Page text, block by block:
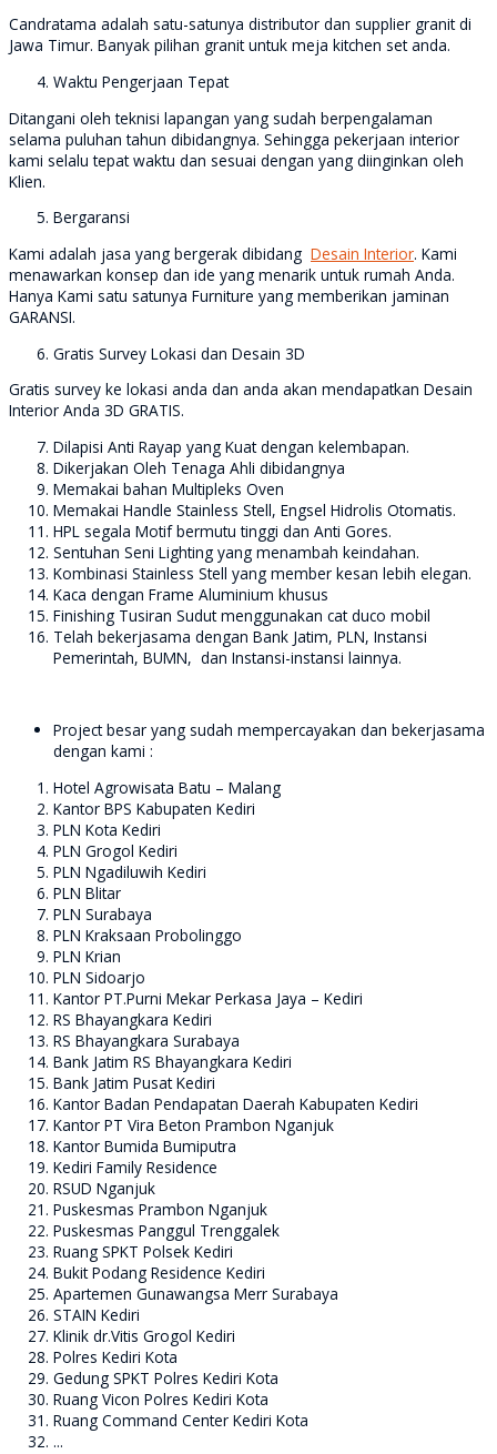
Candratama adalah satu-satunya distributor dan supplier granit di
Jawa Timur. Banyak pilihan granit untuk meja kitchen set anda.
Waktu Pengerjaan Tepat
Ditangani oleh teknisi lapangan yang sudah berpengalaman
selama puluhan tahun dibidangnya. Sehingga pekerjaan interior
kami selalu tepat waktu dan sesuai dengan yang diinginkan oleh
Klien.
Bergaransi
Kami adalah jasa yang bergerak dibidang Desain Interior. Kami
menawarkan konsep dan ide yang menarik untuk rumah Anda.
Hanya Kami satu satunya Furniture yang memberikan jaminan
GARANSI.
Gratis Survey Lokasi dan Desain 3D
Gratis survey ke lokasi anda dan anda akan mendapatkan Desain
Interior Anda 3D GRATIS.
Dilapisi Anti Rayap yang Kuat dengan kelembapan.
Dikerjakan Oleh Tenaga Ahli dibidangnya
Memakai bahan Multipleks Oven
Memakai Handle Stainless Stell, Engsel Hidrolis Otomatis.
HPL segala Motif bermutu tinggi dan Anti Gores.
Sentuhan Seni Lighting yang menambah keindahan.
Kombinasi Stainless Stell yang member kesan lebih elegan.
Kaca dengan Frame Aluminium khusus
Finishing Tusiran Sudut menggunakan cat duco mobil
Telah bekerjasama dengan Bank Jatim, PLN, Instansi
Pemerintah, BUMN, dan Instansi-instansi lainnya.
Project besar yang sudah mempercayakan dan bekerjasama
dengan kami :
Hotel Agrowisata Batu – Malang
Kantor BPS Kabupaten Kediri
PLN Kota Kediri
PLN Grogol Kediri
PLN Ngadiluwih Kediri
PLN Blitar
PLN Surabaya
PLN Kraksaan Probolinggo
PLN Krian
PLN Sidoarjo
Kantor PT.Purni Mekar Perkasa Jaya – Kediri
RS Bhayangkara Kediri
RS Bhayangkara Surabaya
Bank Jatim RS Bhayangkara Kediri
Bank Jatim Pusat Kediri
Kantor Badan Pendapatan Daerah Kabupaten Kediri
Kantor PT Vira Beton Prambon Nganjuk
Kantor Bumida Bumiputra
Kediri Family Residence
RSUD Nganjuk
Puskesmas Prambon Nganjuk
Puskesmas Panggul Trenggalek
Ruang SPKT Polsek Kediri
Bukit Podang Residence Kediri
Apartemen Gunawangsa Merr Surabaya
STAIN Kediri
Klinik dr.Vitis Grogol Kediri
Polres Kediri Kota
Gedung SPKT Polres Kediri Kota
Ruang Vicon Polres Kediri Kota
Ruang Command Center Kediri Kota
...